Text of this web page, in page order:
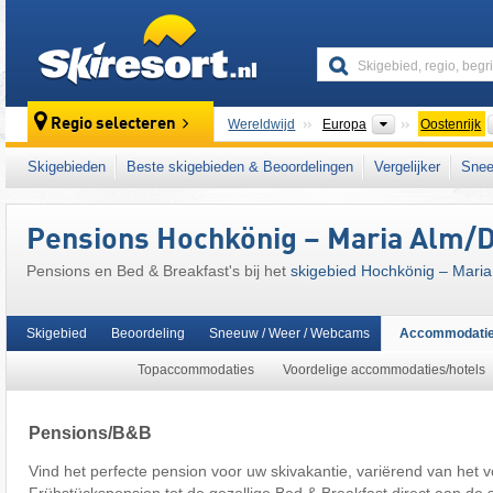
Regio selecteren Wereldwijd Europa Continenten
Oostenrijk
Dit skigebied ligt ook in: Salzburger
Sankt Johann im Pongau
Oostenrijkse Alpen, oostelijk deel van de
Skigebieden Beste skigebieden & Beoordelingen Vergelijker
Pensions Hochkönig – Maria Alm/​
Pensions en Bed & Breakfast's bij het skigebied Hochkönig –
Skigebied Beoordeling Sneeuw / Weer / Webcams
Topaccommodaties Voordelige accommodaties/hotels
Pensions/B&B
Vind het perfecte pension voor uw skivakantie, variërend van het